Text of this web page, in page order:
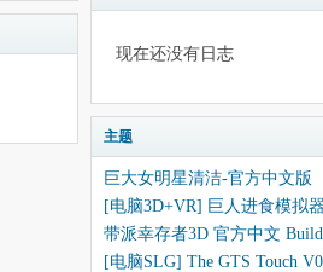
现在还没有日志
主题
巨大女明星清洁-官方中文版
[电脑3D+VR] 巨人进食模拟
带派幸存者3D 官方中文
[电脑SLG] The GTS Touch